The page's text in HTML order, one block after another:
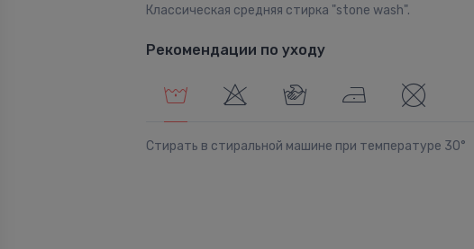
Классическая средняя стирка "stone wash".
Рекомендации по уходу
Стирать в стиральной машине при температуре 30°